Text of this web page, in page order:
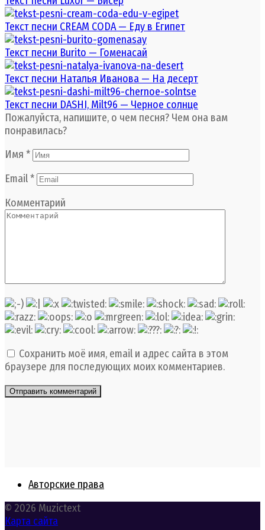
Текст песни CREAM CODA — Еду в Египет
Текст песни Burito — Гоменасай
Текст песни Наталья Иванова — На десерт
Текст песни DASHI, Milt96 — Черное солнце
Пожалуйста, напишите, о чем песня? Чем она вам
понравилась?
Имя *
Email*
Комментарий
Сохранить моё имя, email и адрес сайта в этом
браузере для последующих моих комментариев.
Авторские права
© 2026 Muzictext
Карта сайта